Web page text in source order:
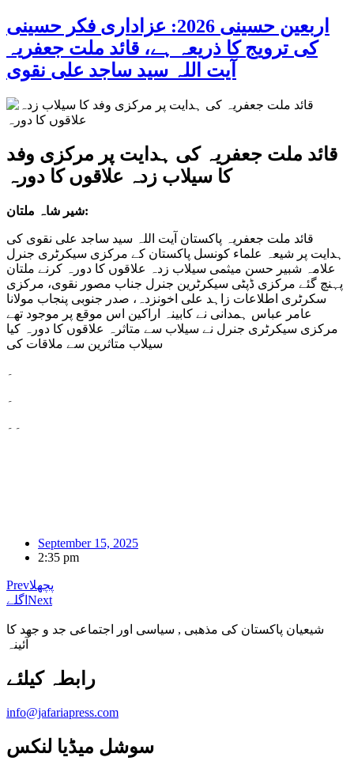
اربعین حسینی 2026: عزاداری فکر حسینی
کی ترویج کا ذریعہ ہے، قائد ملت جعفریہ
آیت اللہ سید ساجد علی نقوی
قائد ملت جعفریہ کی ہدایت پر مرکزی وفد
کا سیلاب زدہ علاقوں کا دورہ
شیر شاہ ملتان:
قائد ملت جعفریہ پاکستان آیت اللہ سید ساجد علی نقوی کی
ہدایت پر شیعہ علماء کونسل پاکستان کے مرکزی سیکرٹری جنرل
علامہ شبیر حسن میثمی سیلاب زدہ علاقوں کا دورہ کرنے ملتان
پہنچ گئے مرکزی ڈپٹی سیکرٹرین جنرل جناب مصور نقوی، مرکزی
سکرٹری اطلاعات زاہد علی اخونزدہ، صدر جنوبی پنجاب مولانا
عامر عباس ہمدانی نے کابینہ اراکین اس موقع پر موجود تھے
مرکزی سیکرٹری جنرل نے سیلاب سے متاثرہ علاقوں کا دورہ کیا
سیلاب متاثرین سے ملاقات کی
September 15, 2025
2:35 pm
Prevپچھلا
اگلے Next
شیعیان پاکستان کی مذهبی , سیاسی اور اجتماعی جد و جهد کا
آئینہ
info@jafariapress.com​
سوشل میڈیا لنکس